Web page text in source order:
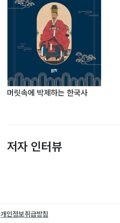
머릿속에 박제하는 한국사
저자 인터뷰
개인정보취급방침